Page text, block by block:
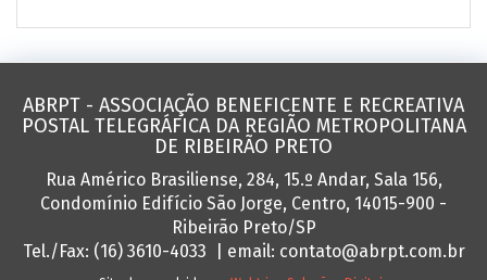
ABRPT - ASSOCIAÇÃO BENEFICENTE E RECREATIVA
POSTAL TELEGRÁFICA DA REGIÃO METROPOLITANA
DE RIBEIRÃO PRETO
Rua Américo Brasiliense, 284, 15.º Andar, Sala 156,
Condomínio Edifício São Jorge, Centro, 14015-900 -
Ribeirão Preto/SP
Tel./Fax: (16) 3610-4033 | email: contato@abrpt.com.br